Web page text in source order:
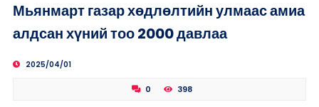
Мьянмарт газар хөдлөлтийн улмаас амиа
алдсан хүний тоо 2000 давлаа
2025/04/01
0 398